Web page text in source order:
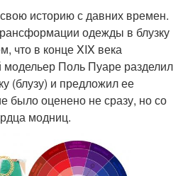
историю с давних времен.
одежды в блузку
что в конце XIX века
Поль Пуаре разделил
(блузу) и предложил ее
было оценено не сразу, но со
модниц.